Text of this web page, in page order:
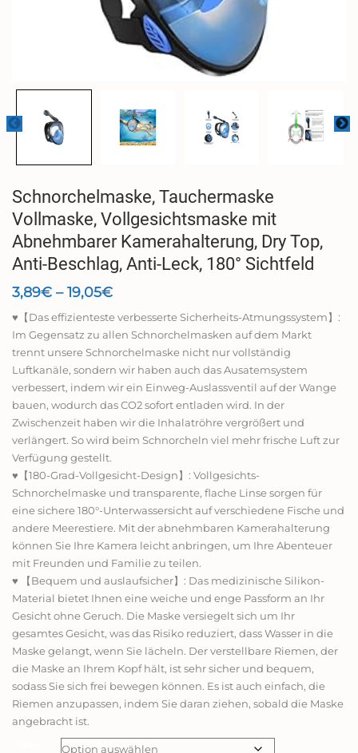
Schnorchelmaske, Tauchermaske
Vollmaske, Vollgesichtsmaske mit
Abnehmbarer Kamerahalterung, Dry Top,
Anti-Beschlag, Anti-Leck, 180° Sichtfeld
3,89€ –19,05€Preisspanne:
bis
19,05€
♥【Das effizienteste verbesserte Sicherheits-Atmungssystem】:
Im Gegensatz zu allen Schnorchelmasken auf dem Markt
trennt unsere Schnorchelmaske nicht nur vollständig
Luftkanäle, sondern wir haben auch das Ausatemsystem
verbessert, indem wir ein Einweg-Auslassventil auf der Wange
bauen, wodurch das CO2 sofort entladen wird. In der
Zwischenzeit haben wir die Inhalatröhre vergrößert und
verlängert. So wird beim Schnorcheln viel mehr frische Luft zur
Verfügung gestellt.
♥【180-Grad-Vollgesicht-Design】: Vollgesichts-
Schnorchelmaske und transparente, flache Linse sorgen für
eine sichere 180°-Unterwassersicht auf verschiedene Fische und
andere Meerestiere. Mit der abnehmbaren Kamerahalterung
können Sie Ihre Kamera leicht anbringen, um Ihre Abenteuer
mit Freunden und Familie zu teilen.
♥ 【Bequem und auslaufsicher】: Das medizinische Silikon-
Material bietet Ihnen eine weiche und enge Passform an Ihr
Gesicht ohne Geruch. Die Maske versiegelt sich um Ihr
gesamtes Gesicht, was das Risiko reduziert, dass Wasser in die
Maske gelangt, wenn Sie lächeln. Der verstellbare Riemen, der
die Maske an Ihrem Kopf hält, ist sehr sicher und bequem,
sodass Sie sich frei bewegen können. Es ist auch einfach, die
Riemen anzupassen, indem Sie daran ziehen, sobald die Maske
angebracht ist.